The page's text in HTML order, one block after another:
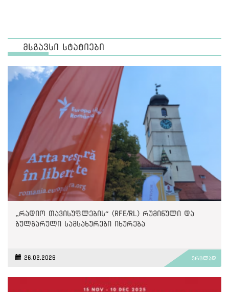
მსგავსი სტატიები
„რადიო თავისუფლების“ (RFE/RL) რუმინული და
ბულგარული სამსახურები იხურება
26.02.2026 ვრცლად